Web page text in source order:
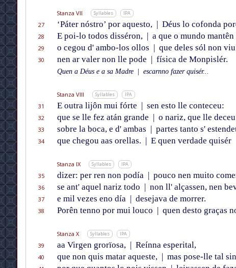
Stanza VII Syllables IPA
27 ‘Páter nóstro’ por aquesto, | Déus lo cofonda
28
E poi-lo todos disséron, | a que o mundo mantên
29
o cegou d' ambo-los ollos | que deles sól non
30
nen ar valer non lle pode | física de Monpislér.
Quen a Déus e a sa Madre
escarnno fazer quisér...
Stanza VIII Syllables IPA
31 E outra lijôn mui fórte | sen esto lle conteceu:
32
que se lle fez atán grande | o nariz, que lle deceu
33
sobre la boca, e d' ambas | partes tanto s'
34
que chegou aas orellas. | E quen verdade quisér
Stanza IX Syllables IPA
35 dizer: per ren non podía | pouco nen muito
36
se ant' aquel nariz todo | non ll' alçassen, nen
37
e mil vezes eno día | desejava de morrer.
38
Porên tenno por mui louco | quen desto graças
Stanza X Syllables IPA
39 aa Virgen grorïosa, | Reínna esperital,
40
que non quis matar aqueste, | mas pose-lle tal